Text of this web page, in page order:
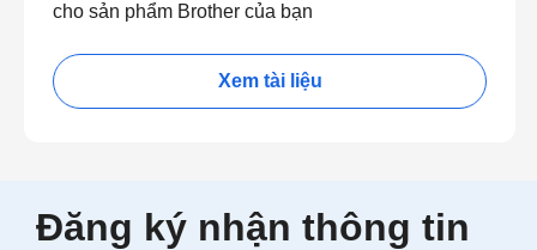
cho sản phẩm Brother của bạn
Xem tài liệu
Đăng ký nhận thông tin